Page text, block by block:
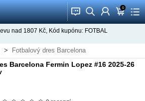
󰂱 󰂨 󰃳 0
󰃦 󰃖
nad 1807 Kč, Kód kupónu: FOTBAL
Fotbalový dres Barcelona
Barcelona Fermin Lopez #16 2025-26